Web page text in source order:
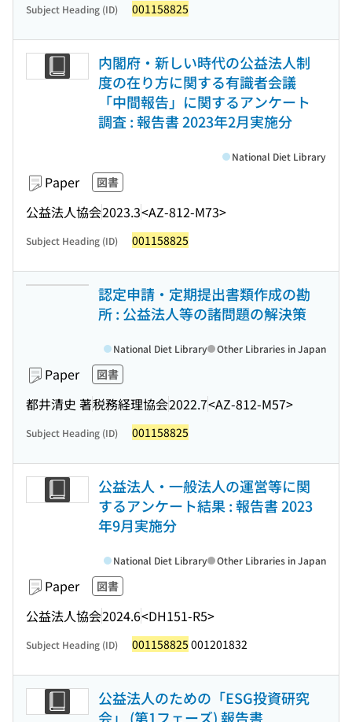
Subject Heading (ID) 001158825
内閣府・新しい時代の公益法人制
度の在り方に関する有識者会議
「中間報告」に関するアンケート
調査 : 報告書 2023年2月実施分
Paper 図書
公益法人協会2023.3<AZ-812-M73>
National Diet Library
Subject Heading (ID) 001158825
認定申請・定期提出書類作成の勘
所 : 公益法人等の諸問題の解決策
Paper 図書
都井清史 著税務経理協会2022.7<AZ-812-M57>
National Diet Library Other Libraries in Japan
Subject Heading (ID) 001158825
公益法人・一般法人の運営等に関
するアンケート結果 : 報告書 2023
年9月実施分
Paper 図書
公益法人協会2024.6<DH151-R5>
National Diet Library Other Libraries in Japan
Subject Heading (ID) 001158825 001201832
公益法人のための「ESG投資研究
会」 (第1フェーズ) 報告書